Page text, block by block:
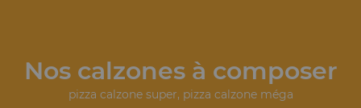
Nos calzones à composer
pizza calzone super, pizza calzone méga